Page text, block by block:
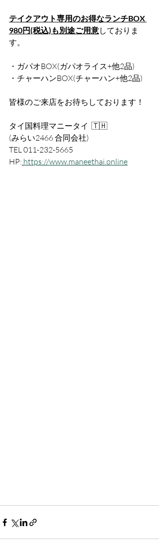
テイクアウト専用のお得なランチBOX
980円(税込)も別途ご用意しておりま
す。
・ガパオBOX(ガパオライス+他2品)
・チャーハンBOX(チャーハン+他2品)
皆様のご来店をお待ちしております！
タイ国料理マニータイ  🇹🇭
(みらい2466 合同会社)
TEL 011-232-5665
HP: https://www.maneethai.online